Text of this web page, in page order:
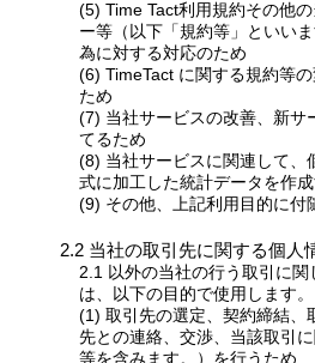
(5) Time Tact利用規約その他
ー等（以下「規約等」といい
為に対する対応のため
(6) TimeTact に関する規約等
ため
(7) 当社サービスの改善、新サ
てるため
(8) 当社サービスに関連して、
式に加工した統計データを作
(9) その他、上記利用目的に付
2.2 当社の取引先に関する個人
2.1 以外の当社の行う取引に
は、以下の目的で使用します。
(1) 取引先の選定、契約締結、
先との連絡、交渉、当該取引
等を含みます。）を行うため